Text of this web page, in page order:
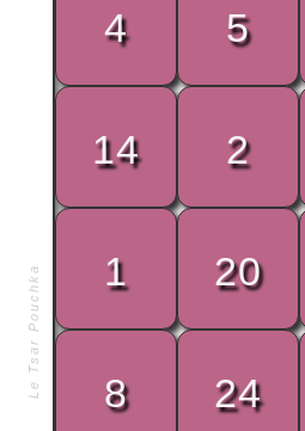
Le Tsar Pouchka
pendant
4 5
14 2
1 20
8 24